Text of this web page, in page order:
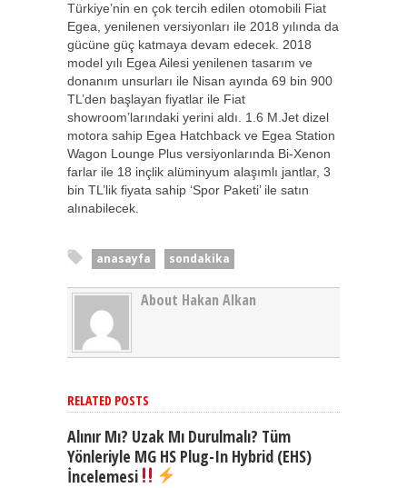
Türkiye’nin en çok tercih edilen otomobili Fiat
Egea, yenilenen versiyonları ile 2018 yılında da
gücüne güç katmaya devam edecek. 2018
model yılı Egea Ailesi yenilenen tasarım ve
donanım unsurları ile Nisan ayında 69 bin 900
TL’den başlayan fiyatlar ile Fiat
showroom’larındaki yerini aldı. 1.6 M.Jet dizel
motora sahip Egea Hatchback ve Egea Station
Wagon Lounge Plus versiyonlarında Bi-Xenon
farlar ile 18 inçlik alüminyum alaşımlı jantlar, 3
bin TL’lik fiyata sahip ‘Spor Paketi’ ile satın
alınabilecek.
anasayfa sondakika
About Hakan Alkan
RELATED POSTS
Alınır Mı? Uzak Mı Durulmalı? Tüm
Yönleriyle MG HS Plug-In Hybrid (EHS)
İncelemesi